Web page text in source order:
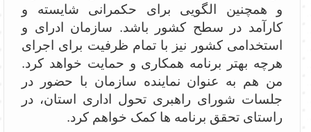
و همچنین الگویی برای حکمرانی شایسته و
کارآمد در سطح کشور باشد. سازمان ادرای و
استخدامی کشور نیز با تمام ظرفیت برای اجرای
هرچه بهتر برنامه همکاری و حمایت خواهد کرد.
من هم به عنوان نماینده سازمان با حضور در
جلسات شورای راهبری تحول اداری استان، در
راستای تحقق برنامه ها کمک خواهم کرد.